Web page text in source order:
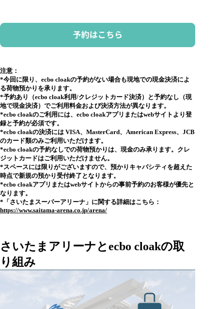
注意：
*今回に限り、ecbo cloakの予約がない場合も現地での現金決済によ
る荷物預かりを承ります。
*予約あり（ecbo cloak利用/クレジットカード決済）と予約なし（現
地で現金決済）でご利用料金および決済方法が異なります。
*ecbo cloakのご利用には、ecbo cloakアプリまたはwebサイトより登
録と予約が必須です。
*ecbo cloakの決済には VISA、MasterCard、American Express、JCB
のカード類のみご利用いただけます。
*ecbo cloakの予約なしでの荷物預かりは、現金のみ承ります。クレ
ジットカードはご利用いただけません。
*スペースには限りがございますので、預かりキャパシティを超えた
時点で新規の預かり受付終了となります。
*ecbo cloakアプリまたはwebサイトからの事前予約のお客様が優先と
なります。
*「さいたまスーパーアリーナ」に関する詳細はこちら：
https://www.saitama-arena.co.jp/arena/
さいたまアリーナとecbo cloakの取
り組み